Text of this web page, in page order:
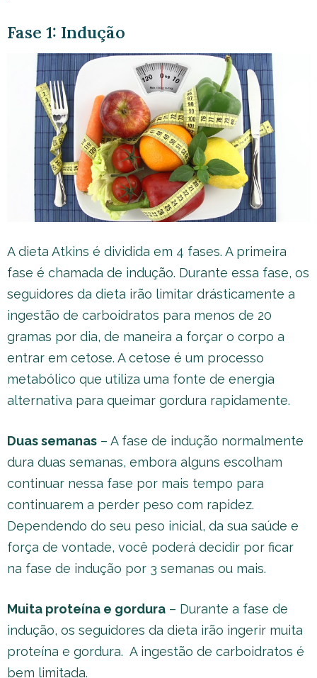
Fase 1: Indução
A dieta Atkins é dividida em 4 fases. A primeira
fase é chamada de indução. Durante essa fase, os
seguidores da dieta irão limitar drásticamente a
ingestão de carboidratos para menos de 20
gramas por dia, de maneira a forçar o corpo a
entrar em cetose. A cetose é um processo
metabólico que utiliza uma fonte de energia
alternativa para queimar gordura rapidamente.
Duas semanas – A fase de indução normalmente
dura duas semanas, embora alguns escolham
continuar nessa fase por mais tempo para
continuarem a perder peso com rapidez.
Dependendo do seu peso inicial, da sua saúde e
força de vontade, você poderá decidir por ficar
na fase de indução por 3 semanas ou mais.
Muita proteína e gordura – Durante a fase de
indução, os seguidores da dieta irão ingerir muita
proteína e gordura. A ingestão de carboidratos é
bem limitada.